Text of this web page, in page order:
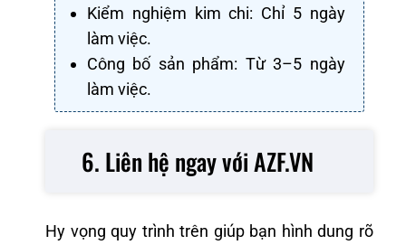
Kiểm nghiệm kim chi: Chỉ 5 ngày
làm việc.
Công bố sản phẩm: Từ 3–5 ngày
làm việc.
6. Liên hệ ngay với AZF.VN
Hy vọng quy trình trên giúp bạn hình dung rõ